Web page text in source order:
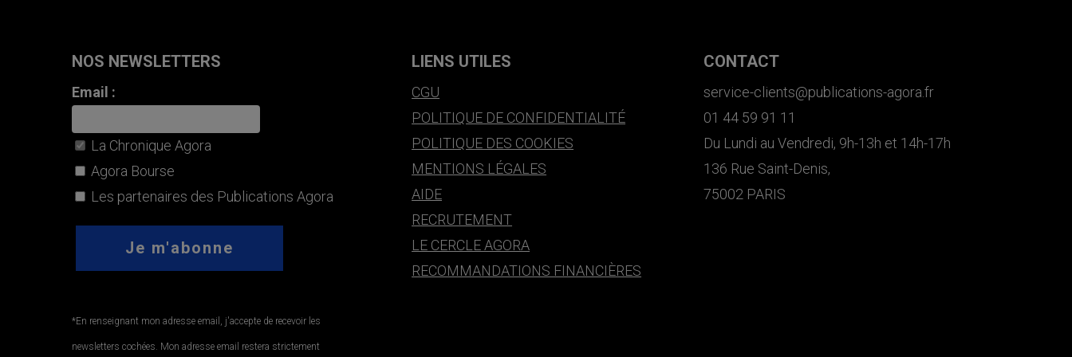
NOS NEWSLETTERS
Email :
La Chronique Agora
Agora Bourse
Les partenaires des Publications Agora
*En renseignant mon adresse email, j'accepte de recevoir les
newsletters cochées. Mon adresse email restera strictement
LIENS UTILES
CGU
POLITIQUE DE CONFIDENTIALITÉ
POLITIQUE DES COOKIES
MENTIONS LÉGALES
AIDE
RECRUTEMENT
LE CERCLE AGORA
RECOMMANDATIONS FINANCIÈRES
CONTACT
service-clients@publications-agora.fr
01 44 59 91 11
Du Lundi au Vendredi, 9h-13h et 14h-17h
136 Rue Saint-Denis,
75002 PARIS